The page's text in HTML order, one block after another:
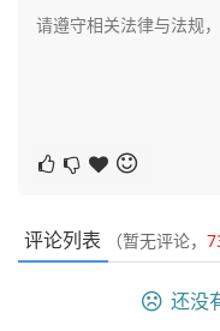
评论列表 （暂无评论，
还没